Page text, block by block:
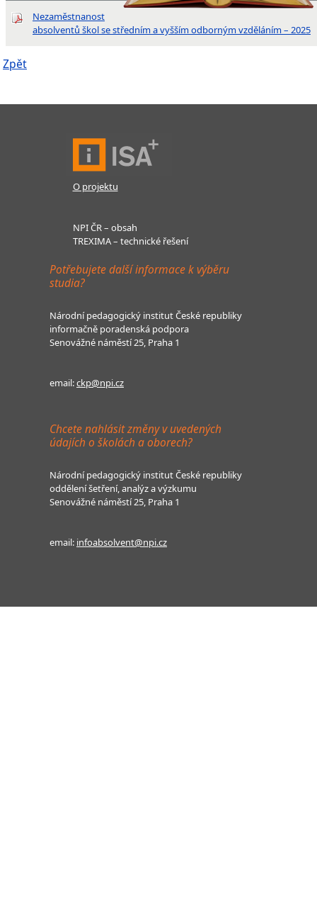
Nezaměstnanost
absolventů škol se středním a vyšším odborným vzděláním – 2025
Zpět
O projektu
NPI ČR – obsah
TREXIMA – technické řešení
Potřebujete další informace k výběru
studia?
Národní pedagogický institut České republiky
informačně poradenská podpora
Senovážné náměstí 25, Praha 1
email:ckp@npi.cz
Chcete nahlásit změny v uvedených
údajích o školách a oborech?
Národní pedagogický institut České republiky
oddělení šetření, analýz a výzkumu
Senovážné náměstí 25, Praha 1
email: infoabsolvent@npi.cz